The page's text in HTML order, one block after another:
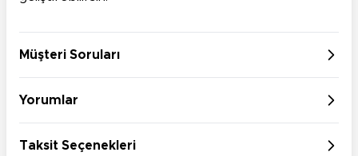
Müşteri Soruları
Yorumlar
Taksit Seçenekleri